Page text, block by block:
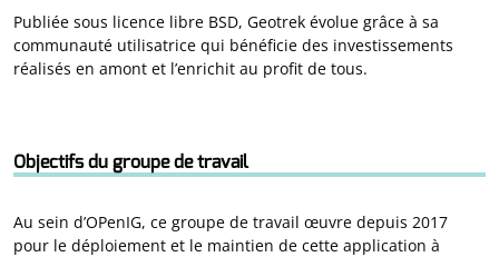
Publiée sous licence libre BSD, Geotrek évolue grâce à sa
communauté utilisatrice qui bénéficie des investissements
réalisés en amont et l’enrichit au profit de tous.
Objectifs du groupe de travail
Au sein d’OPenIG, ce groupe de travail œuvre depuis 2017
pour le déploiement et le maintien de cette application à